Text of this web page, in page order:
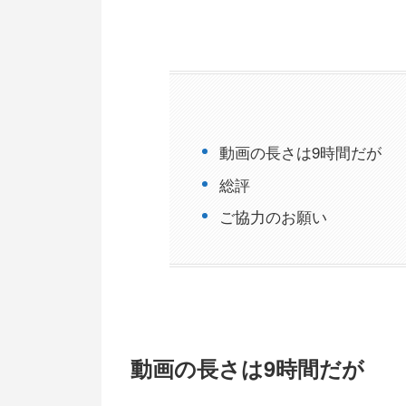
動画の長さは9時間だが
総評
ご協力のお願い
動画の長さは9時間だが